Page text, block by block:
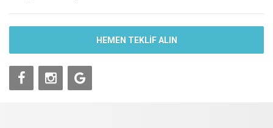
HEMEN TEKLİF ALIN